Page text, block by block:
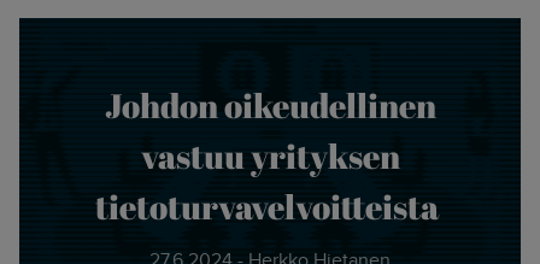
Johdon oikeudellinen
vastuu yrityksen
tietoturvavelvoitteista
näkemyksellinen asiantuntijayritys.
the new."
- Herkko Hietanen